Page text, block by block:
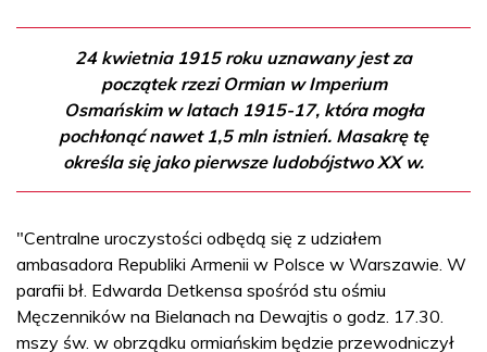
24 kwietnia 1915 roku uznawany jest za
początek rzezi Ormian w Imperium
Osmańskim w latach 1915-17, która mogła
pochłonąć nawet 1,5 mln istnień. Masakrę tę
określa się jako pierwsze ludobójstwo XX w.
"Centralne uroczystości odbędą się z udziałem
ambasadora Republiki Armenii w Polsce w Warszawie. W
parafii bł. Edwarda Detkensa spośród stu ośmiu
Męczenników na Bielanach na Dewajtis o godz. 17.30.
mszy św. w obrządku ormiańskim będzie przewodniczył